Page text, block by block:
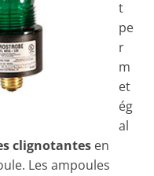
t
pe
r
m
et
ég
al
clignotantes en
Les ampoules